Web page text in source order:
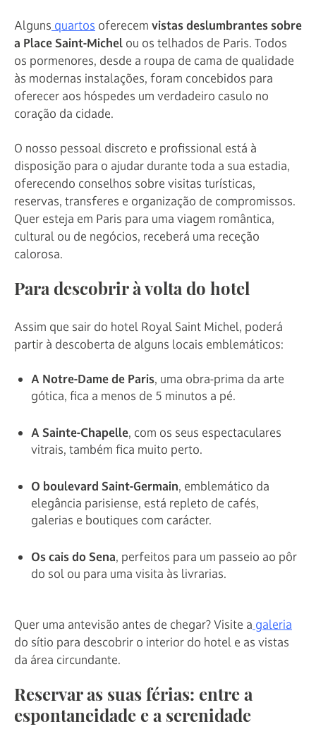
Alguns quartos oferecem vistas deslumbrantes sobre
a Place Saint-Michel ou os telhados de Paris. Todos
os pormenores, desde a roupa de cama de qualidade
às modernas instalações, foram concebidos para
oferecer aos hóspedes um verdadeiro casulo no
coração da cidade.
O nosso pessoal discreto e profissional está à
disposição para o ajudar durante toda a sua estadia,
oferecendo conselhos sobre visitas turísticas,
reservas, transferes e organização de compromissos.
Quer esteja em Paris para uma viagem romântica,
cultural ou de negócios, receberá uma receção
calorosa.
Para descobrir à volta do hotel
Assim que sair do hotel Royal Saint Michel, poderá
partir à descoberta de alguns locais emblemáticos:
A Notre-Dame de Paris, uma obra-prima da arte
gótica, fica a menos de 5 minutos a pé.
A Sainte-Chapelle, com os seus espectaculares
vitrais, também fica muito perto.
O boulevard Saint-Germain, emblemático da
elegância parisiense, está repleto de cafés,
galerias e boutiques com carácter.
Os cais do Sena, perfeitos para um passeio ao pôr
do sol ou para uma visita às livrarias.
Quer uma antevisão antes de chegar? Visite a galeria
do sítio para descobrir o interior do hotel e as vistas
da área circundante.
Reservar as suas férias: entre a
espontaneidade e a serenidade